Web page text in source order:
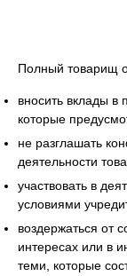
Полный товарищ
вносить вклады в
которые
не разглашать
деятельности
участвовать в
условиями
воздержаться от
интересах или в
теми, которые